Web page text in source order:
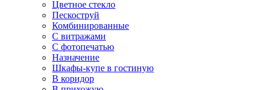
Цветное стекло
Пескоструй
Комбинированные
С витражами
С фотопечатью
Назначение
Шкафы-купе в гостиную
В коридор